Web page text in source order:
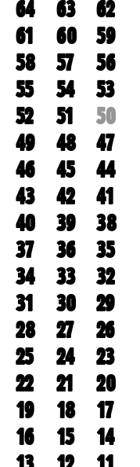
64
63
62
61
60
59
58
57
56
55
54
53
52
51
50
49
48
47
46
45
44
43
42
41
40
39
38
37
36
35
34
33
32
31
30
29
28
27
26
25
24
23
22
21
20
19
18
17
16
15
14